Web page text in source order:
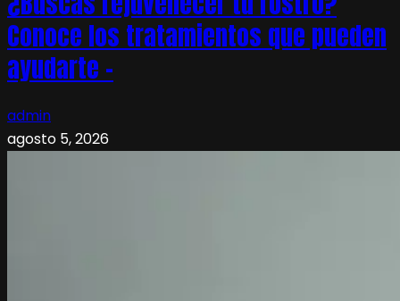
Conoce los tratamientos que pueden
ayudarte –
admin
agosto 5, 2026